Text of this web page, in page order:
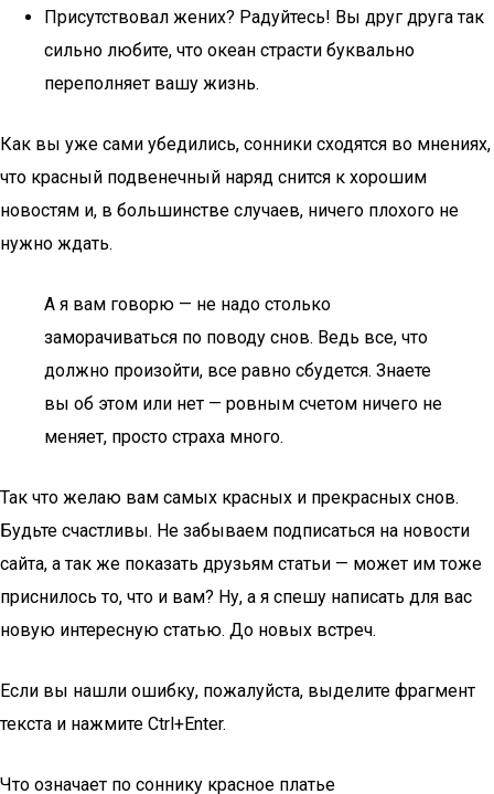
Присутствовал жених? Радуйтесь! Вы друг друга так
сильно любите, что океан страсти буквально
переполняет вашу жизнь.
Как вы уже сами убедились, сонники сходятся во мнениях,
что красный подвенечный наряд снится к хорошим
новостям и, в большинстве случаев, ничего плохого не
нужно ждать.
А я вам говорю — не надо столько
заморачиваться по поводу снов. Ведь все, что
должно произойти, все равно сбудется. Знаете
вы об этом или нет — ровным счетом ничего не
меняет, просто страха много.
Так что желаю вам самых красных и прекрасных снов.
Будьте счастливы. Не забываем подписаться на новости
сайта, а так же показать друзьям статьи — может им тоже
приснилось то, что и вам? Ну, а я спешу написать для вас
новую интересную статью. До новых встреч.
Если вы нашли ошибку, пожалуйста, выделите фрагмент
текста и нажмите Ctrl+Enter.
Что означает по соннику красное платье